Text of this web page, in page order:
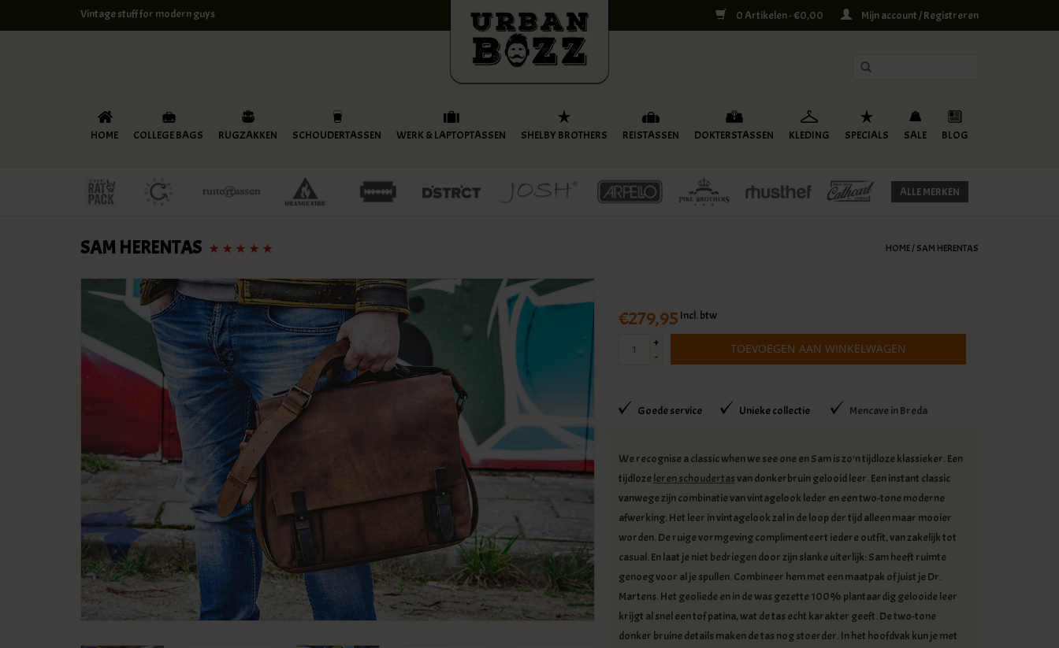
Vintage stuff for modern guys 0 Artikelen - €0,00 Mijn account / Registreren
HOME COLLEGE BAGS RUGZAKKEN SCHOUDERTASSEN WERK & LAPTOPTASSEN SHELBY BROTHERS REISTASSEN DOKTERSTASSEN KLEDING SPECIALS SALE BLOG
ALLE MERKEN
SAM HERENTAS HOME/SAM HERENTAS
€279,95 Incl. btw
+
-
TOEVOEGEN AAN WINKELWAGEN
Goede service Unieke collectie Mencave in Breda
We recognise a classic when we see one en Sam is zo'n tijdloze klassieker. Een
tijdlozeleren schoudertasvan donkerbruin gelooid leer. Een instant classic
vanwege zijn combinatie van vintagelook leder en een two-tone moderne
afwerking. Het leer in vintagelook zal in de loop der tijd alleen maar mooier
worden. De ruige vormgeving complimenteert iedere outfit, van zakelijk tot
casual. En laat je niet bedriegen door zijn slanke uiterlijk: Sam heeft ruimte
genoeg voor al je spullen. Combineer hem met een maatpak of juist je Dr.
Martens. Het geoliede en in de was gezette 100% plantaardig gelooide leer
krijgt al snel een tof patina, wat de tas echt karakter geeft. De two-tone
donker bruine details maken de tas nog stoerder. In het hoofdvak kun je met